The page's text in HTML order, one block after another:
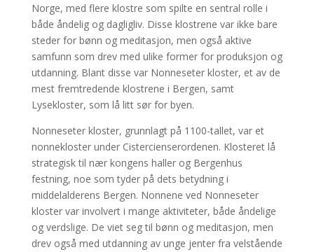
Norge, med flere klostre som spilte en sentral rolle i
både åndelig og dagligliv. Disse klostrene var ikke bare
steder for bønn og meditasjon, men også aktive
samfunn som drev med ulike former for produksjon og
utdanning. Blant disse var Nonneseter kloster, et av de
mest fremtredende klostrene i Bergen, samt
Lysekloster, som lå litt sør for byen.
Nonneseter kloster, grunnlagt på 1100-tallet, var et
nonnekloster under Cistercienserordenen. Klosteret lå
strategisk til nær kongens haller og Bergenhus
festning, noe som tyder på dets betydning i
middelalderens Bergen. Nonnene ved Nonneseter
kloster var involvert i mange aktiviteter, både åndelige
og verdslige. De viet seg til bønn og meditasjon, men
drev også med utdanning av unge jenter fra velstående